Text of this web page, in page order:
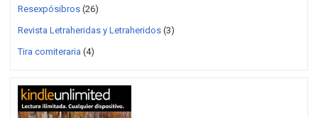
Resexpósibros (26)
Revista Letraheridas y Letraheridos (3)
Tira comiteraria (4)